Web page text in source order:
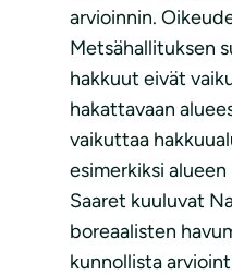
arvioinnin.
Metsähallituksen
hakkuut eivät
hakattavaan
vaikuttaa
esimerkiksi
Saaret kuuluvat
boreaalisten
kunnollista